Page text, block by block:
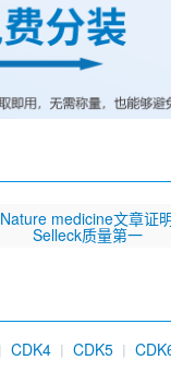
Nature medicine文章证
Selleck质量第一
CDK4 CDK5